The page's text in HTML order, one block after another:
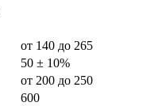
от 140 до 265
50 ± 10%
от 200 до 250
600